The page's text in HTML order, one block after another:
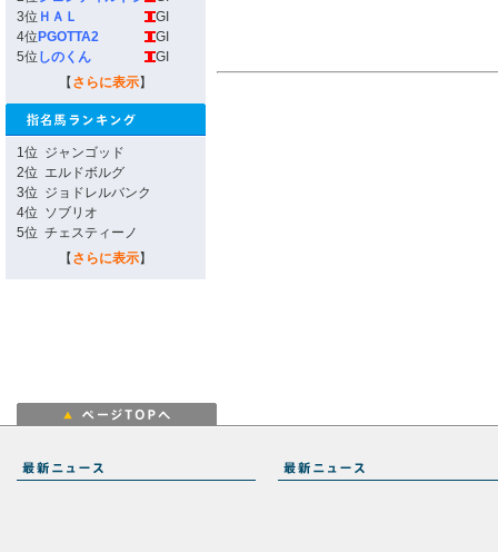
3位 ＨＡＬ
GI
4位 PGOTTA2
GI
5位 しのくん
GI
【 さらに表示】
1位 ジャンゴッド
2位 エルドボルグ
3位 ジョドレルバンク
4位 ソブリオ
5位 チェスティーノ
【 さらに表示】